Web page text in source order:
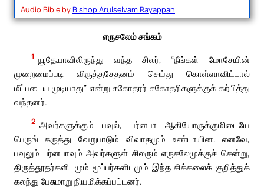
Audio Bible byBishop Arulselvam Rayappan.
எருசலேம் சங்கம்
1 யூதேயாவிலிருந்து வந்த சிலர், “நீங்கள் மோசேயின்
முறைமைப்படி விருத்தசேதனம் செய்து கொள்ளாவிட்டால்
மீட்படைய முடியாது” என்று சகோதரர் சகோதரிகளுக்குக் கற்பித்து
வந்தனர்.
2 அவர்களுக்கும் பவுல், பர்னபா ஆகியோருக்குமிடையே
பெருங் கருத்து வேறுபாடும் விவாதமும் உண்டாயின. எனவே,
பவுலும் பர்னபாவும் அவர்களுள் சிலரும் எருசலேமுக்குச் சென்று,
திருத்தூதர்களிடமும் மூப்பர்களிடமும் இந்த சிக்கலைக் குறித்துக்
கலந்து பேசுமாறு நியமிக்கப்பட்டனர்.